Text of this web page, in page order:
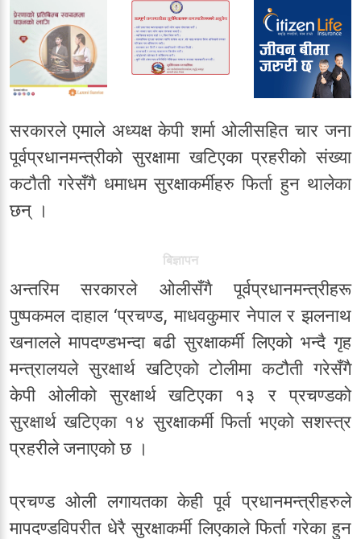
सरकारले एमाले अध्यक्ष केपी शर्मा ओलीसहित चार जना
पूर्वप्रधानमन्त्रीको सुरक्षामा खटिएका प्रहरीको संख्या
कटौती गरेसँगै धमाधम सुरक्षाकर्मीहरु फिर्ता हुन थालेका
छन् ।
बिज्ञापन
अन्तरिम सरकारले ओलीसँगै पूर्वप्रधानमन्त्रीहरू
पुष्पकमल दाहाल ‘प्रचण्ड, माधवकुमार नेपाल र झलनाथ
खनालले मापदण्डभन्दा बढी सुरक्षाकर्मी लिएको भन्दै गृह
मन्त्रालयले सुरक्षार्थ खटिएको टोलीमा कटौती गरेसँगै
केपी ओलीको सुरक्षार्थ खटिएका १३ र प्रचण्डको
सुरक्षार्थ खटिएका १४ सुरक्षाकर्मी फिर्ता भएको सशस्त्र
प्रहरीले जनाएको छ ।
प्रचण्ड ओली लगायतका केही पूर्व प्रधानमन्त्रीहरुले
मापदण्डविपरीत धेरै सुरक्षाकर्मी लिएकाले फिर्ता गरेका हुन